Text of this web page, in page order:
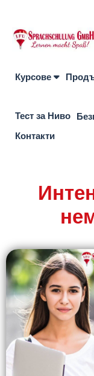
Курсове
Тест за Ниво
Контакти